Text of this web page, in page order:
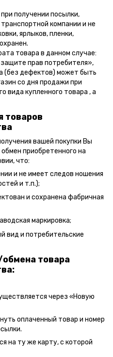
получении посылки,
компании и не
ярлыков, пленки,
товара в данном случае:
прав потребителя»,
(без дефектов) может быть
со дня продажи при
вида купленного товара , а
товаров
вашей покупки Вы
приобретенного на
что:
и не имеет следов ношения
и т.п.);
и сохранена фабричная
маркировка;
вид и потребительские
товара
через «Новую
оплаченный товар и номер
на ту же карту, с которой